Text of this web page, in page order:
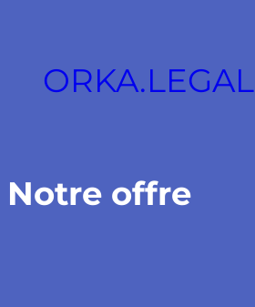
ORKA.LEGAL
Notre offre